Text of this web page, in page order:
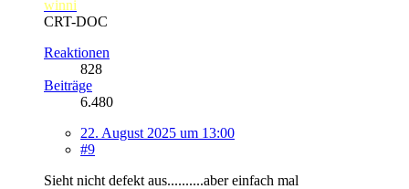
winni
CRT-DOC
Reaktionen
828
Beiträge
6.480
22. August 2025 um 13:00
#9
Sieht nicht defekt aus..........aber einfach mal